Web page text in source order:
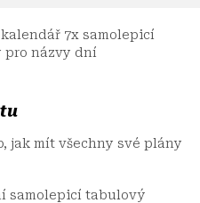
7x samolepicí
pro názvy dní
jak mít všechny své plány
samolepicí tabulový